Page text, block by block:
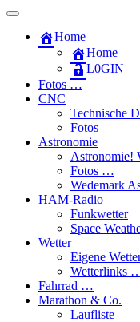
Toggle
field
Home
Home
L​0​​GIN
Fotos …
CNC
Technische
Fotos
Astronomie
Astronomie!
Fotos …
Wedemark
HAM-Radio
Funkwetter
Space
Wetter
Eigene
Wetterlinks
Fahrrad …
Marathon & Co.
Laufliste